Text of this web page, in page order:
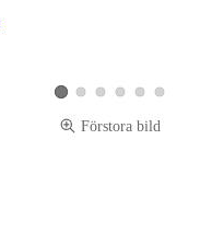
Visa produktbild 1
Visa produktbild 2
Visa produktbild 3
Visa produktbild 4
Visa produktbild 5
Visa
Förstora bild